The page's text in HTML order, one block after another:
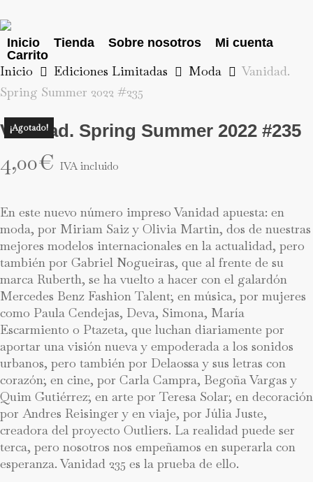
to
main
content
Inicio Tienda Sobre nosotros
Mi cuenta
Carrito
Inicio Ediciones Limitadas Moda
Vanidad.
Spring Summer 2022 #235
¡Agotado!
Vanidad. Spring Summer 2022 #235
4,00€ IVA incluido
En este nuevo número impreso Vanidad apuesta: en
moda, por Miriam Saiz y Olivia Martin, dos de nuestras
mejores modelos internacionales en la actualidad, pero
también por Gabriel Nogueiras, que al frente de su
marca Ruberth, se ha vuelto a hacer con el galardón
Mercedes Benz Fashion Talent; en música, por mujeres
como Paula Cendejas, Deva, Simona, María
Escarmiento o Ptazeta, que luchan diariamente por
aportar una visión nueva y empoderada a los sonidos
urbanos, pero también por Delaossa y sus letras con
corazón; en cine, por Carla Campra, Begoña Vargas y
Quim Gutiérrez; en arte por Teresa Solar; en decoración
por Andres Reisinger y en viaje, por Júlia Juste,
creadora del proyecto Outliers. La realidad puede ser
terca, pero nosotros nos empeñamos en superarla con
esperanza. Vanidad 235 es la prueba de ello.